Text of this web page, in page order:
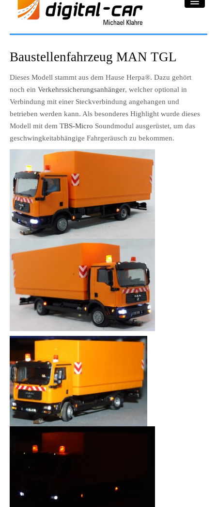
Galerie
Downloadbereich
Impressum
Datenschutzerklärung
Baustellenfahrzeug MAN TGL
Dieses Modell stammt aus dem Hause Herpa®. Dazu gehört
noch ein Verkehrssicherungsanhänger, welcher optional in
Verbindung mit einer Steckverbindung angehangen und
betrieben werden kann. Als besonderes Highlight wurde dieses
Modell mit dem TBS-Micro Soundmodul ausgerüstet, um das
geschwingkeitabhängige Fahrgeräusch zu bekommen.